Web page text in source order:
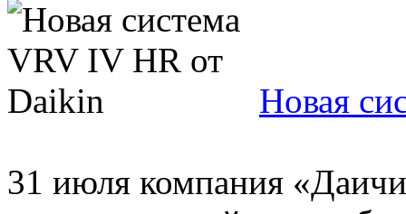
Новая
31 июля компания